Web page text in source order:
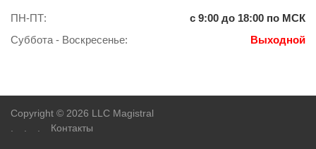
ПН-ПТ:
с 9:00 до 18:00 по МСК
Суббота - Воскресенье:
Выходной
Copyright © 2026 LLC Magistral
.
. . Контакты